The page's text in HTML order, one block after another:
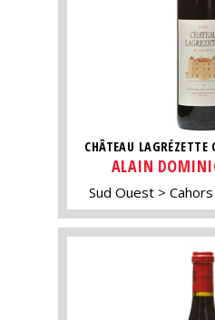
CHÂTEAU LAGRÉZETTE
ALAIN
Sud Ouest Cahors